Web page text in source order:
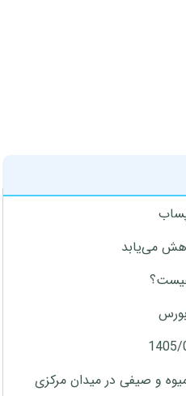
می‌یابد
و صیفی در میدان مرکزی